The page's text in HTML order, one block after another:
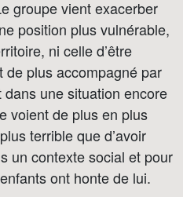
groupe vient exacerber
position plus vulnérable,
ni celle d’être
plus accompagné par
une situation encore
voient de plus en plus
terrible que d’avoir
un contexte social et pour
ont honte de lui.